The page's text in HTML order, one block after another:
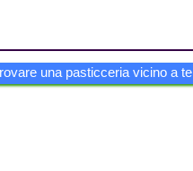
una pasticceria vicino a te